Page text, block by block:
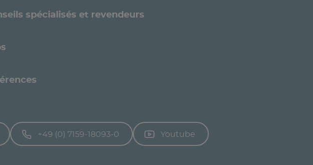
spécialisés et revendeurs
+49 (0) 7159-18093-0 Youtube